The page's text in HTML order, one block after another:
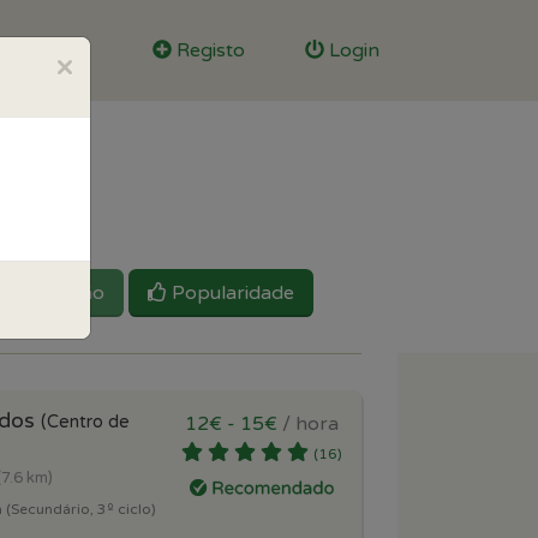
Registo Login
Reputação Popularidade
(Centro de
km)
(Secundário, 3º ciclo)
12€ - 15€ / hora
(16)
×